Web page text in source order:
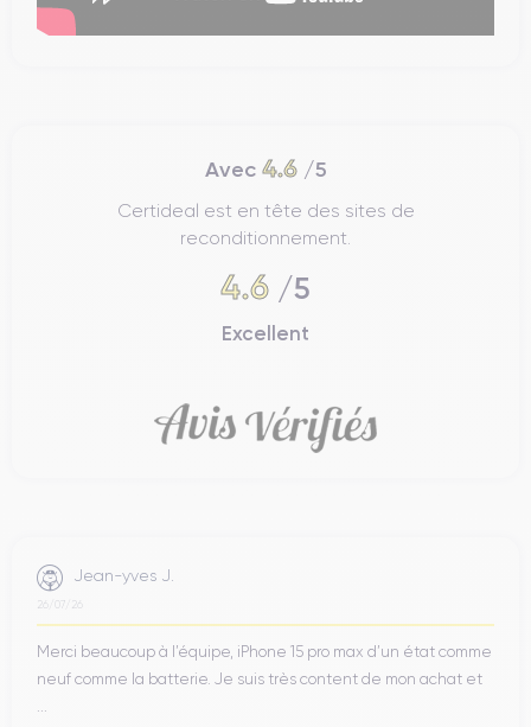
Avec 4.6/5
Certideal est en tête des sites de
reconditionnement.
4.6 /5
Excellent
Jean-yves J.
26/07/26
Merci beaucoup à l’équipe, iPhone 15 pro max d’un état comme
neuf comme la batterie. Je suis très content de mon achat et